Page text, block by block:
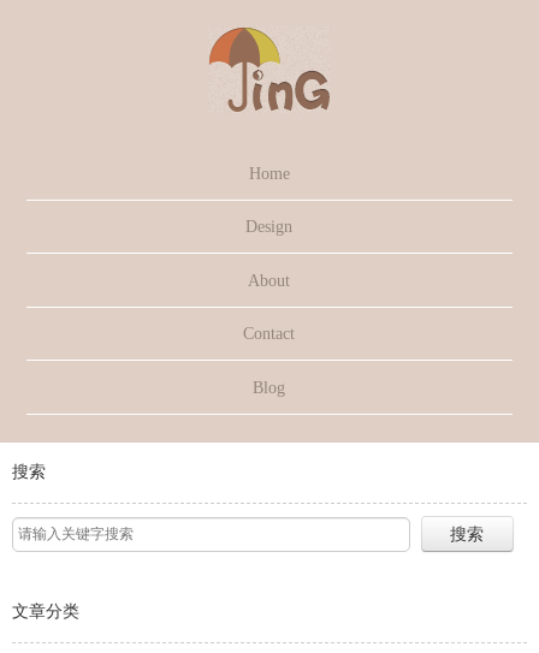
Home
Design
About
Contact
Blog
搜索
文章分类